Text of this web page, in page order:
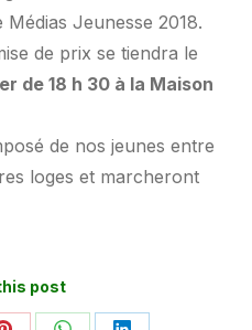
Jeunesse 2018.
de prix se tiendra le
de 18 h 30 à la Maison
de nos jeunes entre
loges et marcheront
post